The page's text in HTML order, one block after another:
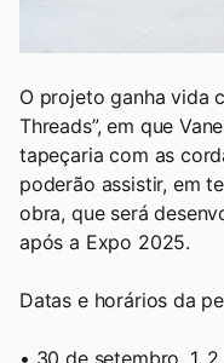
O projeto ganha vida
Threads”, em que
tapeçaria com as
poderão assistir, em
obra, que será
após a Expo 2025.
Datas e horários da